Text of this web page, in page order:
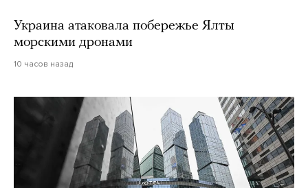
Украина атаковала побережье Ялты
морскими дронами
10 часов назад